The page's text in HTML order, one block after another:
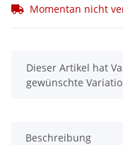
Momentan nicht
x
Dieser Artikel hat
gewünschte
Beschreibung